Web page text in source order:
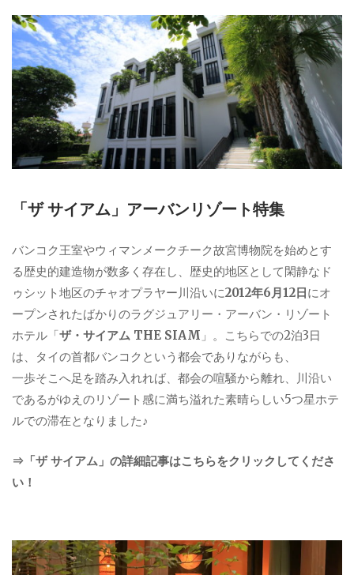
リ
ー
「ザ サイアム」アーバンリゾート特集
バンコク王室やウィマンメークチーク故宮博物院を始めとす
る歴史的建造物が数多く存在し、歴史的地区として閑静なド
ゥシット地区のチャオプラヤー川沿いに2012年6月12日にオ
ープンされたばかりのラグジュアリー・アーバン・リゾート
ホテル「ザ・サイアム THE SIAM 」。こちらでの2泊3日
は、タイの首都バンコクという都会でありながらも、
一歩そこへ足を踏み入れれば、都会の喧騒から離れ、川沿い
であるがゆえのリゾート感に満ち溢れた素晴らしい5つ星ホテ
ルでの滞在となりました♪
⇒「ザ サイアム」の詳細記事はこちらをクリックしてくださ
い！